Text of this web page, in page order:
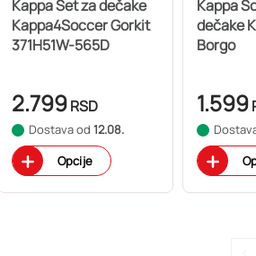
Kappa Set za dečake
Kappa4Soccer Gorkit
371H51W-565D
2.799RSD
Dostava od 12.08.
Opcije
Kappa
dečake
Borgo
1.599